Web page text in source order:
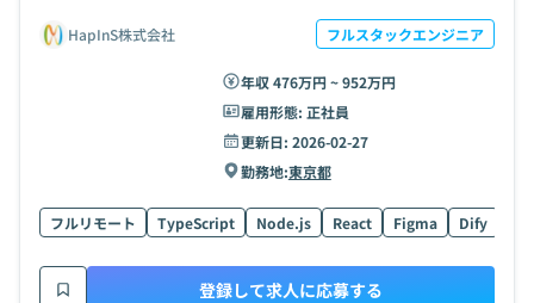
HapInS株式会社 フルスタックエンジニア
年収 476万円 ~ 952万円
雇用形態: 正社員
更新日: 2026-02-27
勤務地:東京都
フルリモート TypeScript Node.js React Figma Dify
登録して求人に応募する